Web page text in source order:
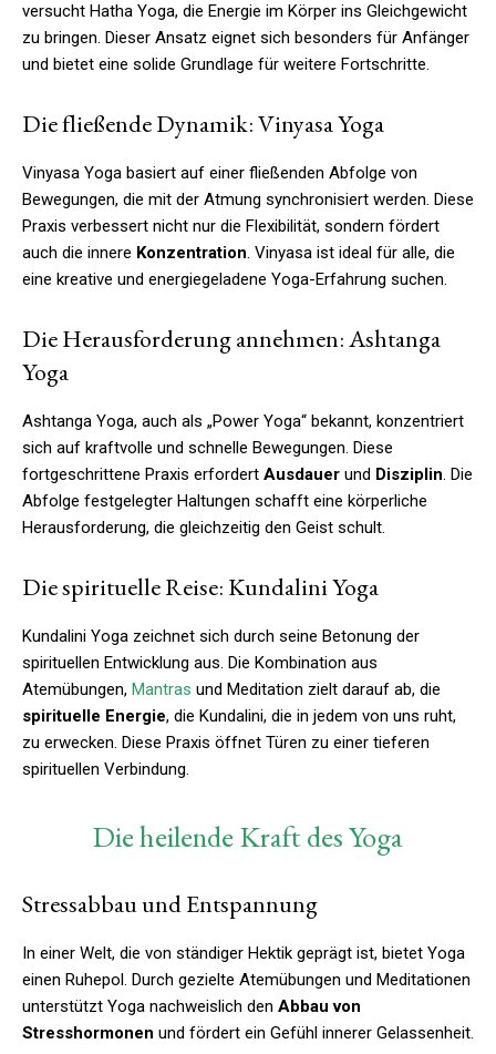
versucht Hatha Yoga, die Energie im Körper ins Gleichgewicht
zu bringen. Dieser Ansatz eignet sich besonders für Anfänger
und bietet eine solide Grundlage für weitere Fortschritte.
Die fließende Dynamik: Vinyasa Yoga
Vinyasa Yoga basiert auf einer fließenden Abfolge von
Bewegungen, die mit der Atmung synchronisiert werden. Diese
Praxis verbessert nicht nur die Flexibilität, sondern fördert
auch die innere Konzentration. Vinyasa ist ideal für alle, die
eine kreative und energiegeladene Yoga-Erfahrung suchen.
Die Herausforderung annehmen: Ashtanga
Yoga
Ashtanga Yoga, auch als „Power Yoga“ bekannt, konzentriert
sich auf kraftvolle und schnelle Bewegungen. Diese
fortgeschrittene Praxis erfordert Ausdauer und Disziplin. Die
Abfolge festgelegter Haltungen schafft eine körperliche
Herausforderung, die gleichzeitig den Geist schult.
Die spirituelle Reise: Kundalini Yoga
Kundalini Yoga zeichnet sich durch seine Betonung der
spirituellen Entwicklung aus. Die Kombination aus
Atemübungen, Mantras und Meditation zielt darauf ab, die
spirituelle Energie, die Kundalini, die in jedem von uns ruht,
zu erwecken. Diese Praxis öffnet Türen zu einer tieferen
spirituellen Verbindung.
Die heilende Kraft des Yoga
Stressabbau und Entspannung
In einer Welt, die von ständiger Hektik geprägt ist, bietet Yoga
einen Ruhepol. Durch gezielte Atemübungen und Meditationen
unterstützt Yoga nachweislich den Abbau von
Stresshormonen und fördert ein Gefühl innerer Gelassenheit.